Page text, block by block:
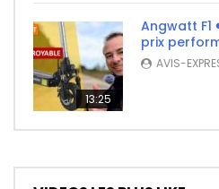
13:25
Angwatt
prix
AVIS-